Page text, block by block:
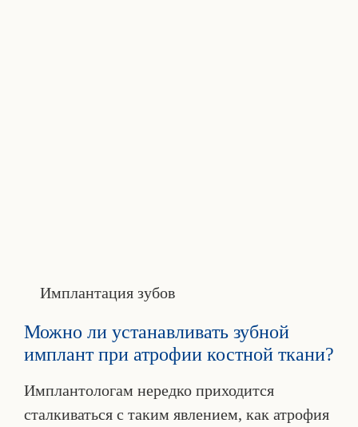
Имплантация зубов
Можно ли устанавливать зубной
имплант при атрофии костной ткани?
Имплантологам нередко приходится
сталкиваться с таким явлением, как атрофия